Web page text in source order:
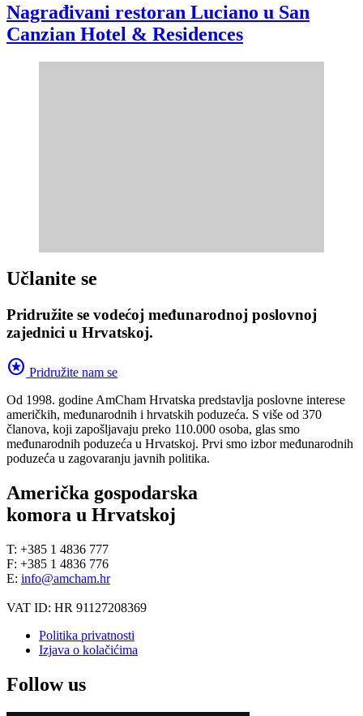
Nagrađivani restoran Luciano u San
Canzian Hotel & Residences
Učlanite se
Pridružite se vodećoj međunarodnoj poslovnoj
zajednici u Hrvatskoj.
stars Pridružite nam se
Od 1998. godine AmCham Hrvatska predstavlja poslovne interese
američkih, međunarodnih i hrvatskih poduzeća. S više od 370
članova, koji zapošljavaju preko 110.000 osoba, glas smo
međunarodnih poduzeća u Hrvatskoj. Prvi smo izbor međunarodnih
poduzeća u zagovaranju javnih politika.
Američka gospodarska
komora u Hrvatskoj
T: +385 1 4836 777
F: +385 1 4836 776
E: info@amcham.hr
VAT ID: HR 91127208369
Politika privatnosti
Izjava o kolačićima
Follow us